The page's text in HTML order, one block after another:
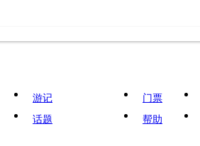
游记
话题
门票
帮助